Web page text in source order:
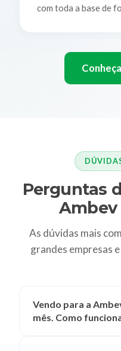
com toda a base de
Perguntas
Ambev
As dúvidas mais
grandes empresas
Vendo para a
mês. Como